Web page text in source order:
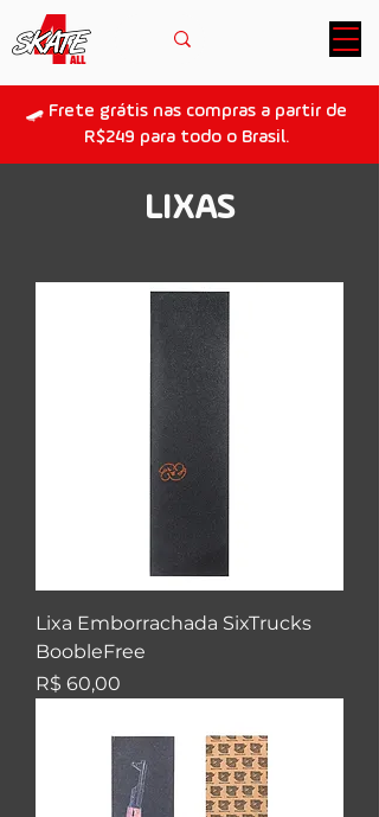
🛹 Frete grátis nas compras a partir de
R$249 para todo o Brasil.
LIXAS
Lixa Emborrachada SixTrucks
BoobleFree
Preço
R$ 60,00